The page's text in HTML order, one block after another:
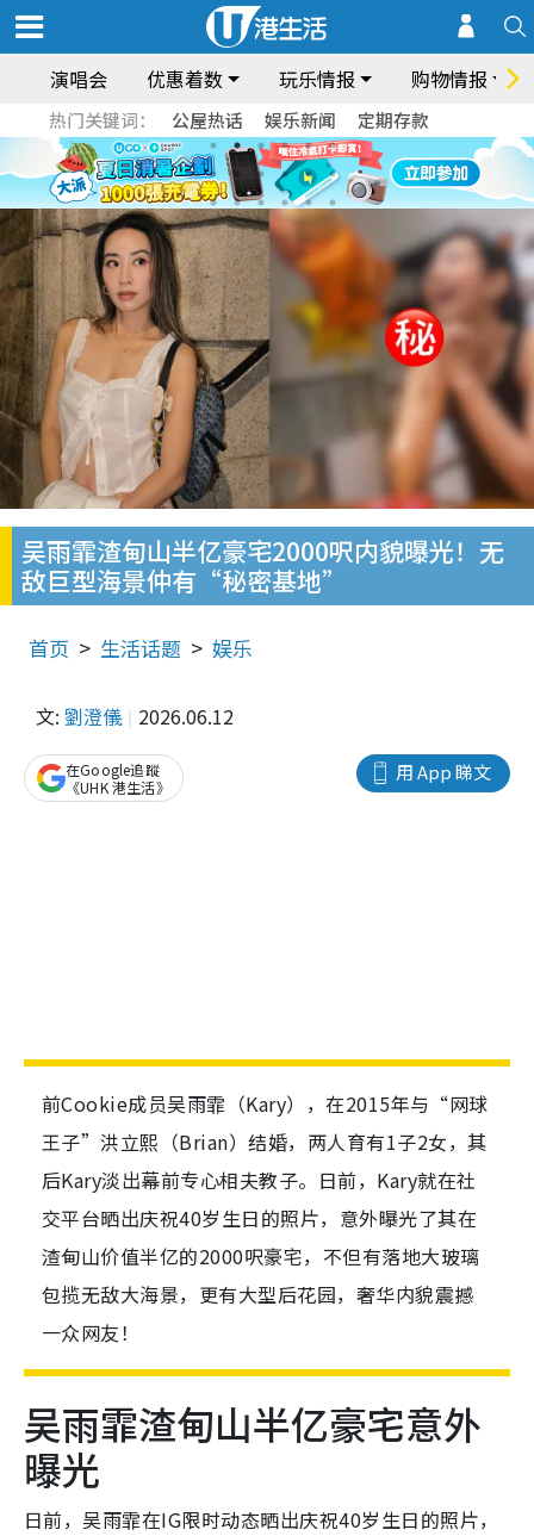
演唱会 优惠着数 玩乐情报 购物情报
热门关键词： 公屋热话 娱乐新闻 定期存款
吴雨霏渣甸山半亿豪宅2000呎内貌曝光！无
敌巨型海景仲有“秘密基地”
首页 生活话题 娱乐
文: 劉澄儀 2026.06.12
用 App 睇文
在Google追蹤
《UHK 港生活》
前Cookie成员吴雨霏（Kary），在2015年与“网球
王子”洪立熙（Brian）结婚，两人育有1子2女，其
后Kary淡出幕前专心相夫教子。日前，Kary就在社
交平台晒出庆祝40岁生日的照片，意外曝光了其在
渣甸山价值半亿的2000呎豪宅，不但有落地大玻璃
包揽无敌大海景，更有大型后花园，奢华内貌震撼
一众网友！
吴雨霏渣甸山半亿豪宅意外
曝光
日前，吴雨霏在IG限时动态晒出庆祝40岁生日的照片，